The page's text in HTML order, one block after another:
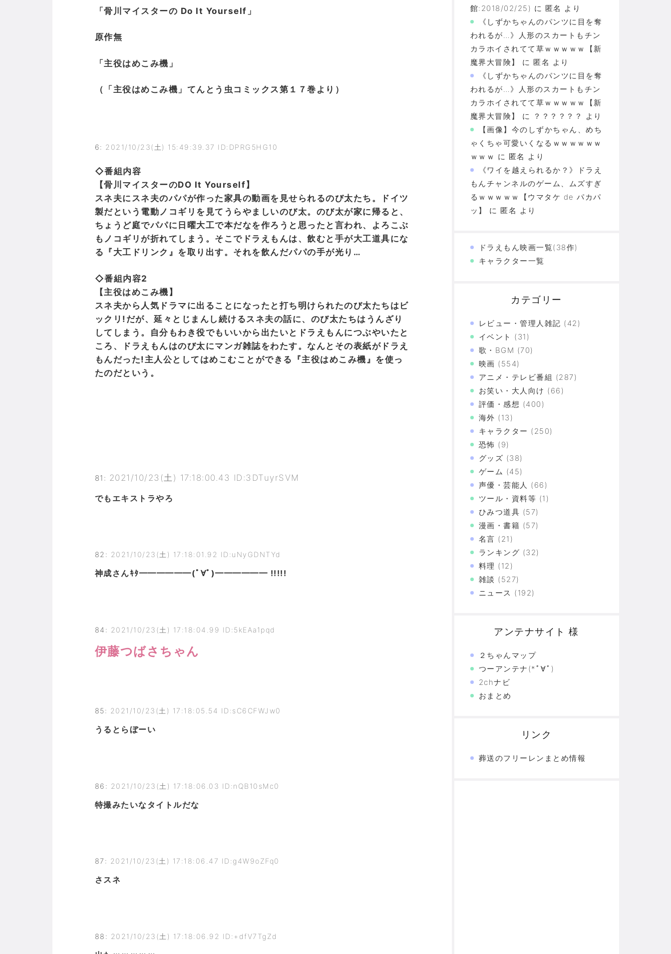
「骨川マイスターの Do It Yourself」
原作無
「主役はめこみ機」
（「主役はめこみ機」てんとう虫コミックス第１７巻より）
6: 2021/10/23(土) 15:49:39.37 ID:DPRG5HG10
◇番組内容
【骨川マイスターのDO It Yourself】
スネ夫にスネ夫のパパが作った家具の動画を見せられるのび太たち。ドイツ
製だという電動ノコギリを見てうらやましいのび太。のび太が家に帰ると、
ちょうど庭でパパに日曜大工で本だなを作ろうと思ったと言われ、よろこぶ
もノコギリが折れてしまう。そこでドラえもんは、飲むと手が大工道具にな
る『大工ドリンク』を取り出す。それを飲んだパパの手が光り…
◇番組内容2
【主役はめこみ機】
スネ夫から人気ドラマに出ることになったと打ち明けられたのび太たちはビ
ックリ!だが、延々とじまんし続けるスネ夫の話に、のび太たちはうんざり
してしまう。自分もわき役でもいいから出たいとドラえもんにつぶやいたと
ころ、ドラえもんはのび太にマンガ雑誌をわたす。なんとその表紙がドラえ
もんだった!主人公としてはめこむことができる『主役はめこみ機』を使っ
たのだという。
81 : 2021/10/23(土) 17:18:00.43 ID:3DTuyrSVM
でもエキストラやろ
82 : 2021/10/23(土) 17:18:01.92 ID:uNyGDNTYd
神成さんｷﾀ━━━━━━(ﾟ∀ﾟ)━━━━━━ !!!!!
84 : 2021/10/23(土) 17:18:04.99 ID:5kEAa1pqd
伊藤つばさちゃん
85: 2021/10/23(土) 17:18:05.54 ID:sC6CFWJw0
うるとらぼーい
86 : 2021/10/23(土) 17:18:06.03 ID:nQB10sMc0
特撮みたいなタイトルだな
87 : 2021/10/23(土) 17:18:06.47 ID:g4W9oZFq0
さスネ
88 : 2021/10/23(土) 17:18:06.92 ID:+dfV7TgZd
館:2018/02/25) に 匿名 より
《しずかちゃんのパンツに目を奪
われるが…》人形のスカートもチン
カラホイされてて草ｗｗｗｗｗ【新
魔界大冒険】
に 匿名 より
《しずかちゃんのパンツに目を奪
われるが…》人形のスカートもチン
カラホイされてて草ｗｗｗｗｗ【新
魔界大冒険】
に ？？？？？？
より
【画像】今のしずかちゃん、めち
ゃくちゃ可愛いくなるｗｗｗｗｗｗ
ｗｗｗ に 匿名 より
《ワイを越えられるか？》ドラえ
もんチャンネルのゲーム、ムズすぎ
るｗｗｗｗｗ【ウマタケ de パカパ
ッ】
に 匿名 より
ドラえもん映画一覧(38作)
キャラクター一覧
カテゴリー
レビュー・管理人雑記 (42)
イベント (31)
歌・BGM (70)
映画 (554)
アニメ・テレビ番組 (287)
お笑い・大人向け (66)
評価・感想 (400)
海外 (13)
キャラクター (250)
恐怖 (9)
グッズ (38)
ゲーム (45)
声優・芸能人 (66)
ツール・資料等 (1)
ひみつ道具 (57)
漫画・書籍 (57)
名言 (21)
ランキング (32)
料理 (12)
雑談 (527)
ニュース (192)
アンテナサイト 様
２ちゃんマップ
つーアンテナ(*ﾟ∀ﾟ)
2chナビ
おまとめ
リンク
葬送のフリーレンまとめ情報